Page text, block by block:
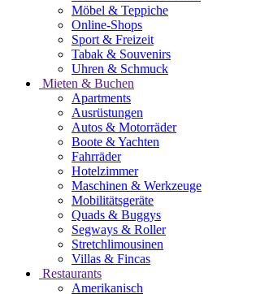
Möbel & Teppiche
Online-Shops
Sport & Freizeit
Tabak & Souvenirs
Uhren & Schmuck
Mieten & Buchen
Apartments
Ausrüstungen
Autos & Motorräder
Boote & Yachten
Fahrräder
Hotelzimmer
Maschinen & Werkzeuge
Mobilitätsgeräte
Quads & Buggys
Segways & Roller
Stretchlimousinen
Villas & Fincas
Restaurants
Amerikanisch